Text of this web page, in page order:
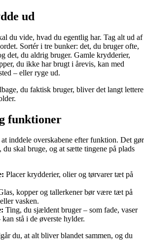
ud
du vide, hvad du egentlig har. Tag alt ud af
Sortér i tre bunker: det, du bruger ofte,
det, du aldrig bruger. Gamle krydderier,
du ikke har brugt i årevis, kan med
– eller ryge ud.
du faktisk bruger, bliver det langt lettere
funktioner
inddele overskabene efter funktion. Det gør
du skal bruge, og at sætte tingene på plads
Placer krydderier, olier og tørvarer tæt på
kopper og tallerkener bør være tæt på
vasken.
Ting, du sjældent bruger – som fade, vaser
stå i de øverste hylder.
du, at alt bliver blandet sammen, og du